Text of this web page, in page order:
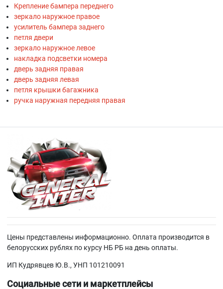
Крепление бампера переднего
зеркало наружное правое
усилитель бампера заднего
петля двери
зеркало наружное левое
накладка подсветки номера
дверь задняя правая
дверь задняя левая
петля крышки багажника
ручка наружная передняя правая
Цены представлены информационно. Оплата производится в
белорусских рублях по курсу НБ РБ на день оплаты.
ИП Кудрявцев Ю.В., УНП 101210091
Социальные сети и маркетплейсы